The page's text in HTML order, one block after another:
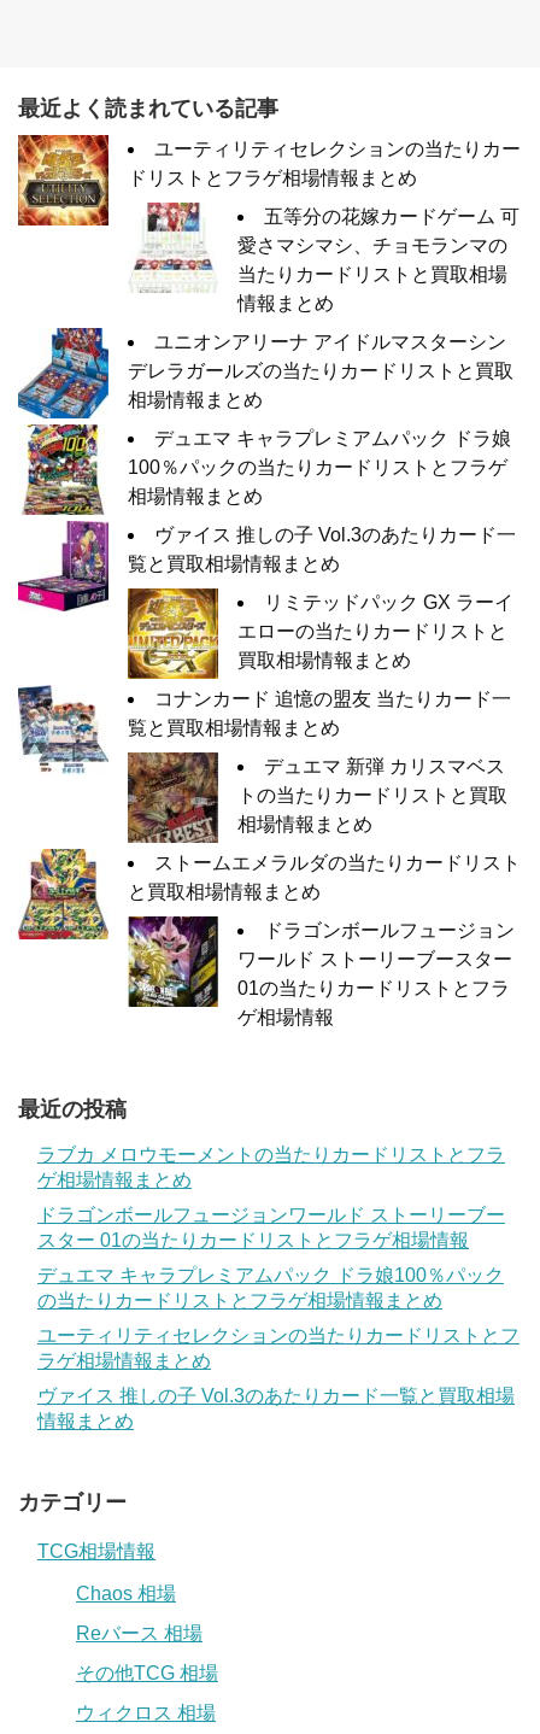
最近よく読まれている記事
ユーティリティセレクションの当たりカー
ドリストとフラゲ相場情報まとめ
五等分の花嫁カードゲーム 可
愛さマシマシ、チョモランマの
当たりカードリストと買取相場
情報まとめ
ユニオンアリーナ アイドルマスターシン
デレラガールズの当たりカードリストと買取
相場情報まとめ
デュエマ キャラプレミアムパック ドラ娘
100％パックの当たりカードリストとフラゲ
相場情報まとめ
ヴァイス 推しの子 Vol.3のあたりカード一
覧と買取相場情報まとめ
リミテッドパック GX ラーイ
エローの当たりカードリストと
買取相場情報まとめ
コナンカード 追憶の盟友 当たりカード一
覧と買取相場情報まとめ
デュエマ 新弾 カリスマベス
トの当たりカードリストと買取
相場情報まとめ
ストームエメラルダの当たりカードリスト
と買取相場情報まとめ
ドラゴンボールフュージョン
ワールド ストーリーブースター
01の当たりカードリストとフラ
ゲ相場情報
最近の投稿
ラブカ メロウモーメントの当たりカードリストとフラ
ゲ相場情報まとめ
ドラゴンボールフュージョンワールド ストーリーブー
スター 01の当たりカードリストとフラゲ相場情報
デュエマ キャラプレミアムパック ドラ娘100％パック
の当たりカードリストとフラゲ相場情報まとめ
ユーティリティセレクションの当たりカードリストとフ
ラゲ相場情報まとめ
ヴァイス 推しの子 Vol.3のあたりカード一覧と買取相場
情報まとめ
カテゴリー
TCG相場情報
Chaos 相場
Reバース 相場
その他TCG 相場
ウィクロス 相場